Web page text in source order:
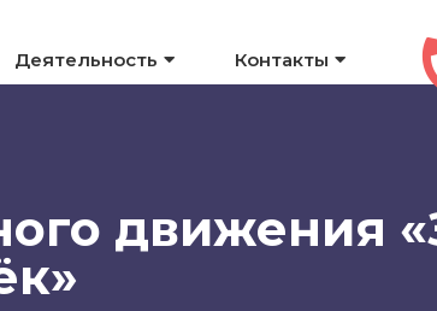
Деятельность Контакты
движения